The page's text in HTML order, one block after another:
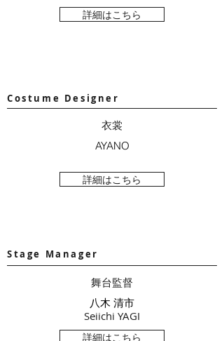
詳細はこちら
Costume Designer
衣裳
AYANO
詳細はこちら
Stage Manager
舞台監督
八木 清市
Seiichi YAGI
詳細はこちら